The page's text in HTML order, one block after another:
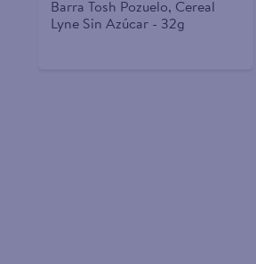
Barra Tosh Pozuelo, Cereal
Lyne Sin Azúcar - 32g